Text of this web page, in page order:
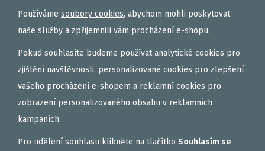
TEKUTÉ
OBALOVAČKY
VAŘENÝ PARTIKL
BIŽUTERIE NA MONTÁŽE
DÁRKOVÝ POUKAZ, DÁRKOVÁ KAZETA
AKČNÍ SETY
Používáme soubory cookies, abychom mohli poskytovat
naše služby a zpříjemnili vám procházení e-shopu.
Pokud souhlasíte budeme používat analytické cookies pro
zjištění návštěvnosti, personalizované cookies pro zlepšení
vašeho procházení e-shopem a reklamní cookies pro
zobrazení personalizovaného obsahu v reklamních
kampaních.
Pro udělení souhlasu klikněte na tlačítko Souhlasím se